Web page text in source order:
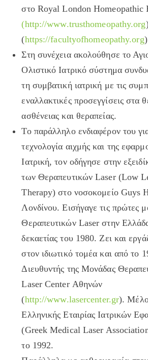
στο Royal London Homeopathic
(http://www.trusthomeopathy.org
(https://facultyofhomeopathy.org)
Στη συνέχεια ακολούθησε το
Ολιστικό Ιατρικό σύστημα
τη συμβατική ιατρική με τις
εναλλακτικές προσεγγίσεις στα
ασθένειας και θεραπείας.
Το παράλληλο ενδιαφέρον του
τεχνολογία αιχμής και της
Ιατρική, τον οδήγησε στην
των Θεραπευτικών Laser (Low
Therapy) στο νοσοκομείο Guys
Λονδίνου. Εισήγαγε τις πρώτες
Θεραπευτικών Laser στην
δεκαετίας του 1980. Ζει και
στον ιδιωτικό τομέα και από το
Διευθυντής της Μονάδας
Laser Center Αθηνών
(http://www.lasercenter.gr).
Ελληνικής Εταιρίας Ιατρικών
(Greek Medical Laser
το 1992.